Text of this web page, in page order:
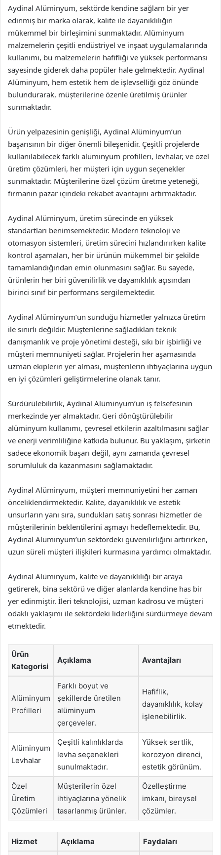
Aydinal Alüminyum, sektörde kendine sağlam bir yer
edinmiş bir marka olarak, kalite ile dayanıklılığın
mükemmel bir birleşimini sunmaktadır. Alüminyum
malzemelerin çeşitli endüstriyel ve inşaat uygulamalarında
kullanımı, bu malzemelerin hafifliği ve yüksek performansı
sayesinde giderek daha popüler hale gelmektedir. Aydinal
Alüminyum, hem estetik hem de işlevselliği göz önünde
bulundurarak, müşterilerine özenle üretilmiş ürünler
sunmaktadır.
Ürün yelpazesinin genişliği, Aydinal Alüminyum’un
başarısının bir diğer önemli bileşenidir. Çeşitli projelerde
kullanılabilecek farklı alüminyum profilleri, levhalar, ve özel
üretim çözümleri, her müşteri için uygun seçenekler
sunmaktadır. Müşterilerine özel çözüm üretme yeteneği,
firmanın pazar içindeki rekabet avantajını artırmaktadır.
Aydinal Alüminyum, üretim sürecinde en yüksek
standartları benimsemektedir. Modern teknoloji ve
otomasyon sistemleri, üretim sürecini hızlandırırken kalite
kontrol aşamaları, her bir ürünün mükemmel bir şekilde
tamamlandığından emin olunmasını sağlar. Bu sayede,
ürünlerin her biri güvenilirlik ve dayanıklılık açısından
birinci sınıf bir performans sergilemektedir.
Aydinal Alüminyum’un sunduğu hizmetler yalnızca üretim
ile sınırlı değildir. Müşterilerine sağladıkları teknik
danışmanlık ve proje yönetimi desteği, sıkı bir işbirliği ve
müşteri memnuniyeti sağlar. Projelerin her aşamasında
uzman ekiplerin yer alması, müşterilerin ihtiyaçlarına uygun
en iyi çözümleri geliştirmelerine olanak tanır.
Sürdürülebilirlik, Aydinal Alüminyum’un iş felsefesinin
merkezinde yer almaktadır. Geri dönüştürülebilir
alüminyum kullanımı, çevresel etkilerin azaltılmasını sağlar
ve enerji verimliliğine katkıda bulunur. Bu yaklaşım, şirketin
sadece ekonomik başarı değil, aynı zamanda çevresel
sorumluluk da kazanmasını sağlamaktadır.
Aydinal Alüminyum, müşteri memnuniyetini her zaman
önceliklendirmektedir. Kalite, dayanıklılık ve estetik
unsurların yanı sıra, sundukları satış sonrası hizmetler de
müşterilerinin beklentilerini aşmayı hedeflemektedir. Bu,
Aydinal Alüminyum’un sektördeki güvenilirliğini artırırken,
uzun süreli müşteri ilişkileri kurmasına yardımcı olmaktadır.
Aydinal Alüminyum, kalite ve dayanıklılığı bir araya
getirerek, bina sektörü ve diğer alanlarda kendine has bir
yer edinmiştir. İleri teknolojisi, uzman kadrosu ve müşteri
odaklı yaklaşımı ile sektördeki liderliğini sürdürmeye devam
etmektedir.
Ürün
Kategorisi
Açıklama Avantajları
Alüminyum
Profilleri
Farklı boyut ve
şekillerde üretilen
alüminyum
çerçeveler.
Hafiflik,
dayanıklılık, kolay
işlenebilirlik.
Alüminyum
Levhalar
Çeşitli kalınlıklarda
levha seçenekleri
sunulmaktadır.
Yüksek sertlik,
korozyon direnci,
estetik görünüm.
Özel
Üretim
Çözümleri
Müşterilerin özel
ihtiyaçlarına yönelik
tasarlanmış ürünler.
Özelleştirme
imkanı, bireysel
çözümler.
Hizmet Açıklama Faydaları